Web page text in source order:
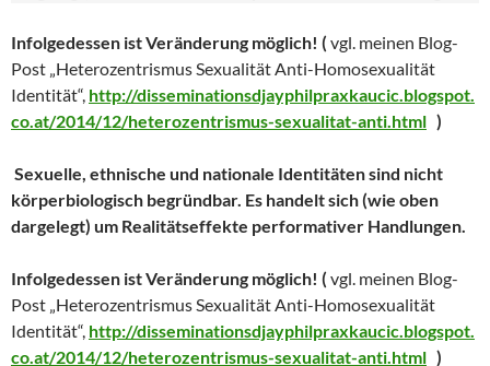
Infolgedessen ist Veränderung möglich! (vgl. meinen Blog-
Post „Heterozentrismus Sexualität Anti-Homosexualität
Identität“, http://disseminationsdjayphilpraxkaucic.blogspot.
co.at/2014/12/heterozentrismus-sexualitat-anti.html )
Sexuelle, ethnische und nationale Identitäten sind nicht
körperbiologisch begründbar. Es handelt sich (wie oben
dargelegt) um Realitätseffekte performativer Handlungen.
Infolgedessen ist Veränderung möglich! (vgl. meinen Blog-
Post „Heterozentrismus Sexualität Anti-Homosexualität
Identität“, http://disseminationsdjayphilpraxkaucic.blogspot.
co.at/2014/12/heterozentrismus-sexualitat-anti.html )